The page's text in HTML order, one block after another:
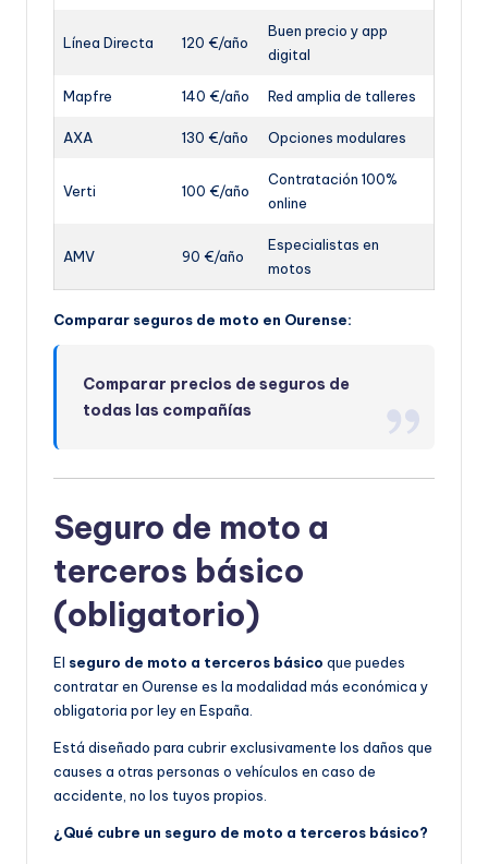
Línea Directa 120 €/año
Buen precio y app
digital
Mapfre 140 €/año Red amplia de talleres
AXA 130 €/año Opciones modulares
Verti 100 €/año
Contratación 100%
online
AMV 90 €/año
Especialistas en
motos
Comparar seguros de moto en Ourense:
Comparar precios de seguros de
todas las compañías
Seguro de moto a
terceros básico
(obligatorio)
El seguro de moto a terceros básico que puedes
contratar en Ourense es la modalidad más económica y
obligatoria por ley en España.
Está diseñado para cubrir exclusivamente los daños que
causes a otras personas o vehículos en caso de
accidente, no los tuyos propios.
¿Qué cubre un seguro de moto a terceros básico?